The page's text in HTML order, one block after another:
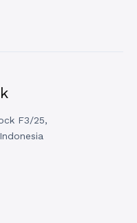
F3/25,